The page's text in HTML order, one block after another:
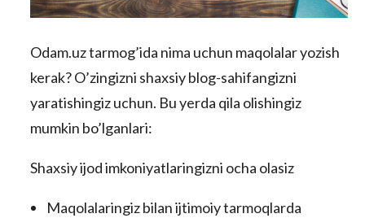
Odam.uz tarmog’ida nima uchun maqolalar yozish
kerak? O’zingizni shaxsiy blog-sahifangizni
yaratishingiz uchun. Bu yerda qila olishingiz
mumkin bo’lganlari:
Shaxsiy ijod imkoniyatlaringizni ocha olasiz
Maqolalaringiz bilan ijtimoiy tarmoqlarda